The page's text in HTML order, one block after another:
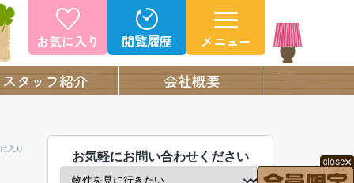
お気に入り 閲覧履歴 メニュー
スタッフ紹介 会社概要
入り
お気軽にお問い合わせください